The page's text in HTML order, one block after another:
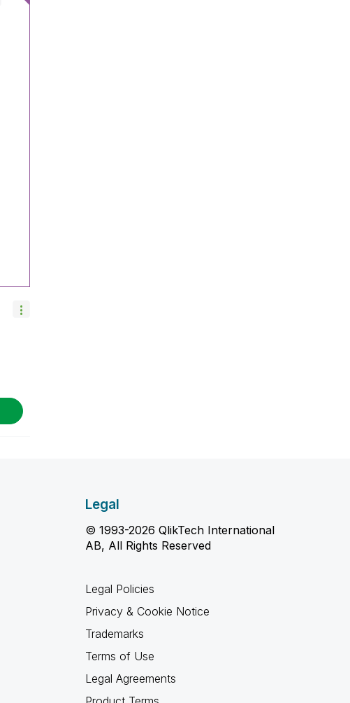
Legal
© 1993-2026 QlikTech International
AB, All Rights Reserved
Legal Policies
Privacy & Cookie Notice
Trademarks
Terms of Use
Legal Agreements